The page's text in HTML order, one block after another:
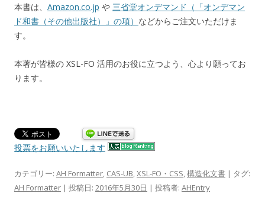
本書は、 Amazon.co.jp や 三省堂オンデマンド（「オンデマン
ド和書（その他出版社）」の項） などからご注文いただけま
す。
本著が皆様の XSL-FO 活用のお役に立つよう、心より願ってお
ります。
投票をお願いいたします
カテゴリー: AH Formatter, CAS-UB,XSL-FO・CSS,構造化文書 | タグ:
AH Formatter | 投稿日: 2016年5月30日 | 投稿者: AHEntry